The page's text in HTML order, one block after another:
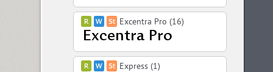
Excentra Pro (16)
Express (1)